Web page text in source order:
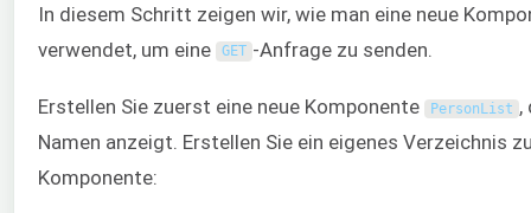
In diesem Schritt zeigen wir, wie man eine neue
verwendet, um eine
GET -Anfrage zu senden.
Erstellen Sie zuerst eine neue Komponente PersonList ,
Namen anzeigt. Erstellen Sie ein eigenes Verzeichnis
Komponente: